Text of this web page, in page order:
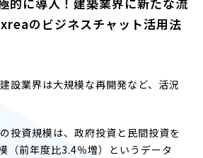
のビジネスチャット活用法
設業界は大規模な再開発など、活況
投資規模は、政府投資と民間投資を
（前年度比3.4％増）というデータ